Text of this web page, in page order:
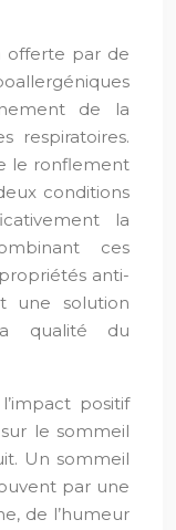
offerte par de
de la
respiratoires.
le ronflement
conditions
la
ces
anti-
une solution
qualité du
positif
le sommeil
Un sommeil
par une
de l’humeur